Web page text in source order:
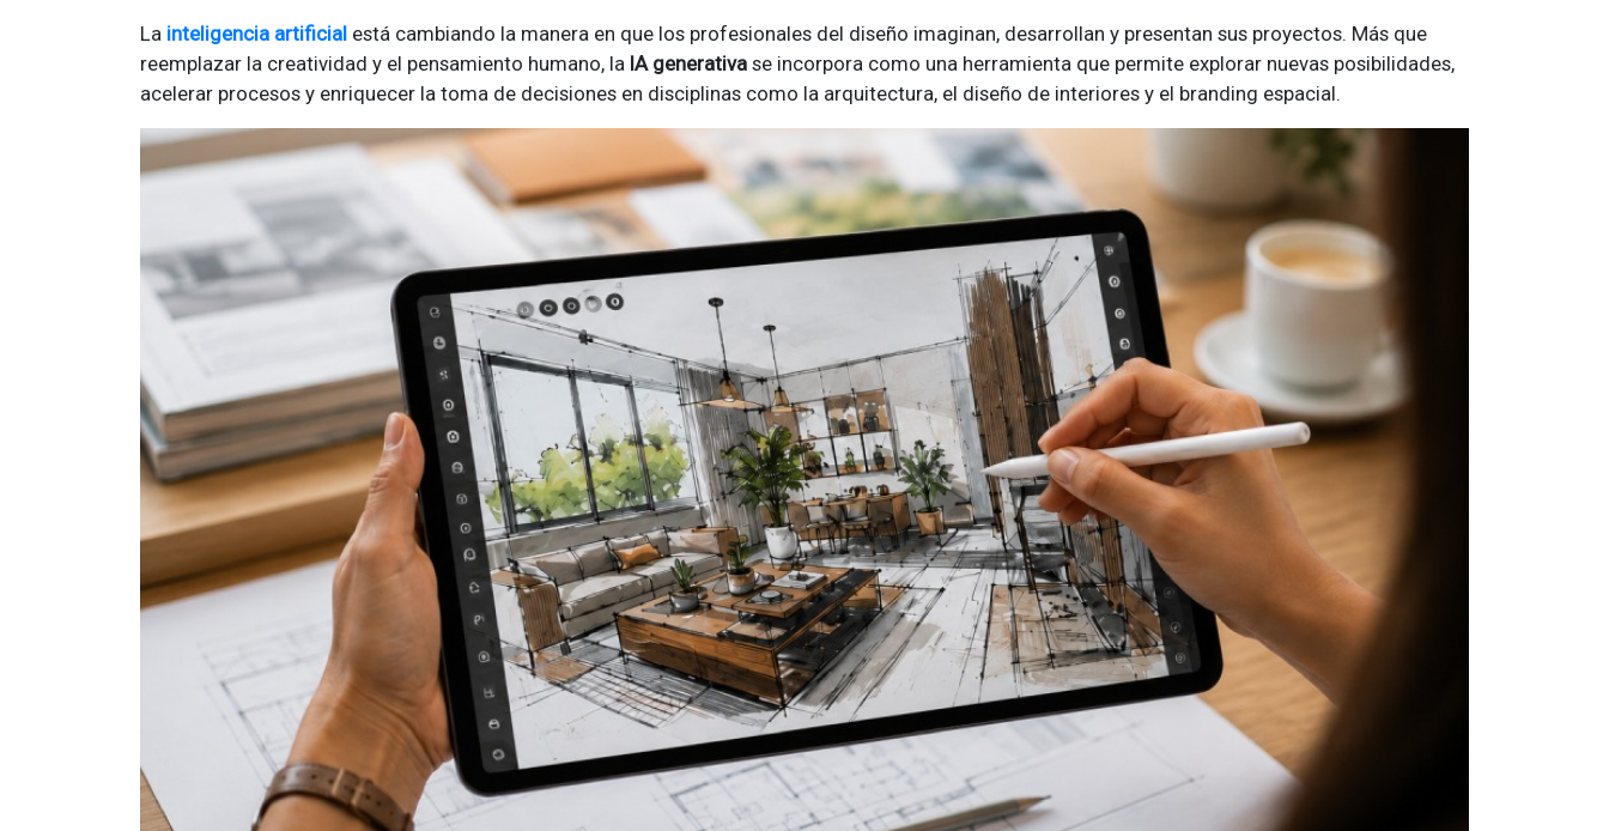
La inteligencia artificial está cambiando la manera en que los profesionales del diseño imaginan, desarrollan y presentan sus proyectos. Más que
reemplazar la creatividad y el pensamiento humano, la IA generativa se incorpora como una herramienta que permite explorar nuevas posibilidades,
acelerar procesos y enriquecer la toma de decisiones en disciplinas como la arquitectura, el diseño de interiores y el branding espacial.